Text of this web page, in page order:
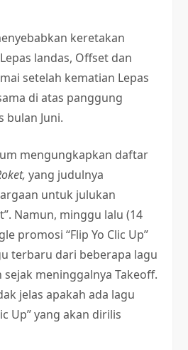
keretakan
landas, Offset dan
setelah kematian Lepas
di atas panggung
bulan Juni.
mengungkapkan daftar
yang judulnya
untuk julukan
Namun, minggu lalu (14
promosi “Flip Yo Clic Up”
terbaru dari beberapa lagu
meninggalnya Takeoff.
jelas apakah ada lagu
Up” yang akan dirilis